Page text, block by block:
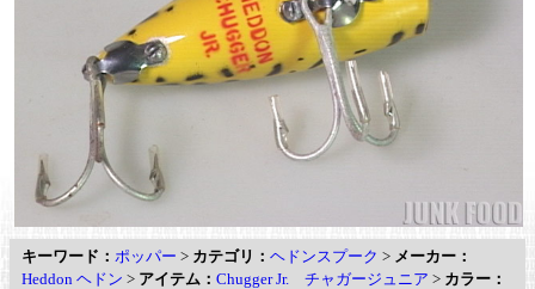
キーワード： ポッパー > カテゴリ： ヘドンスプーク > メーカー：
Heddon ヘドン > アイテム： Chugger Jr. チャガージュニア > カラー：